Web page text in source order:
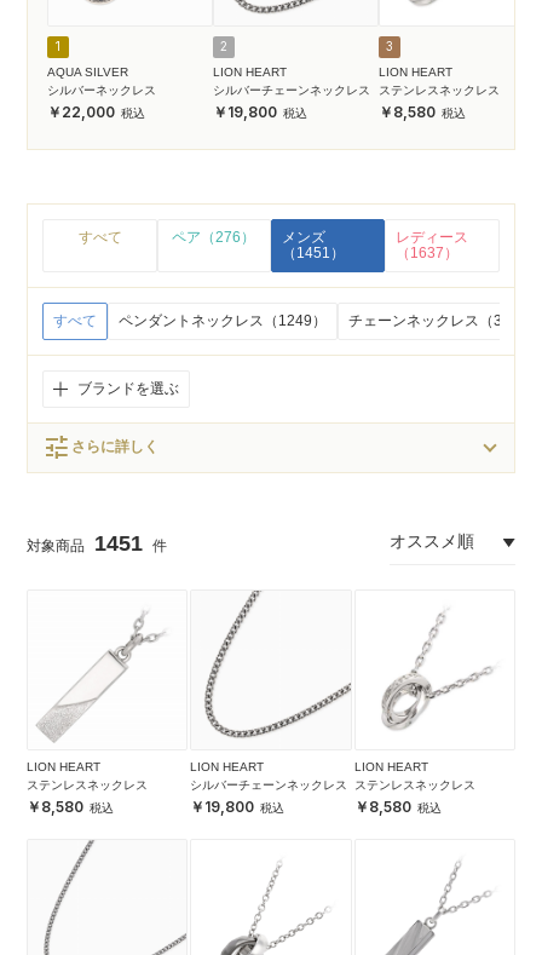
1
AQUA SILVER
シルバーネックレス
22,000
2
LION HEART
シルバーチェーンネックレス
19,800
3
LION HEART
ステンレスネックレス
8,580
すべて ペア（276）
メンズ
（1451）
レディース
（1637）
すべて ペンダントネックレス（1249） チェーンネックレス（30）
ブランドを選ぶ
tune さらに詳しく
1451
LION HEART
ステンレスネックレス
8,580
LION HEART
シルバーチェーンネックレス
19,800
LION HEART
ステンレスネックレス
8,580